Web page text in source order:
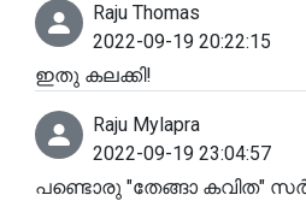
Raju Thomas
2022-09-19 20:22:15
ഇതു കലക്കി!
Raju Mylapra
2022-09-19 23:04:57
പണ്ടൊരു "തേങ്ങാ കവിത"